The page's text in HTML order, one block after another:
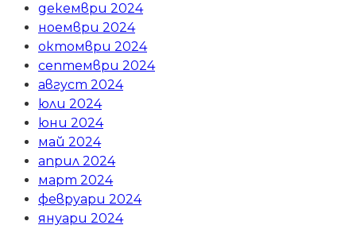
декември 2024
ноември 2024
октомври 2024
септември 2024
август 2024
юли 2024
юни 2024
май 2024
април 2024
март 2024
февруари 2024
януари 2024